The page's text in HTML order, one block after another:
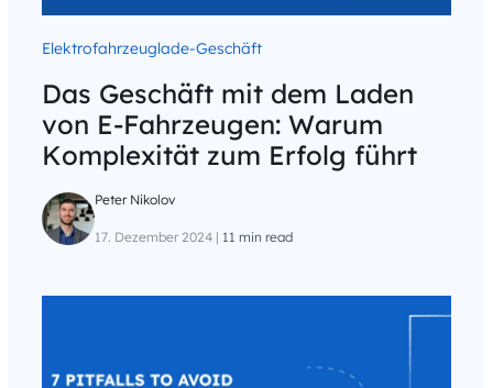
Elektrofahrzeuglade-Geschäft
Das Geschäft mit dem Laden
von E-Fahrzeugen: Warum
Komplexität zum Erfolg führt
Peter Nikolov
17. Dezember 2024 | 11 min read